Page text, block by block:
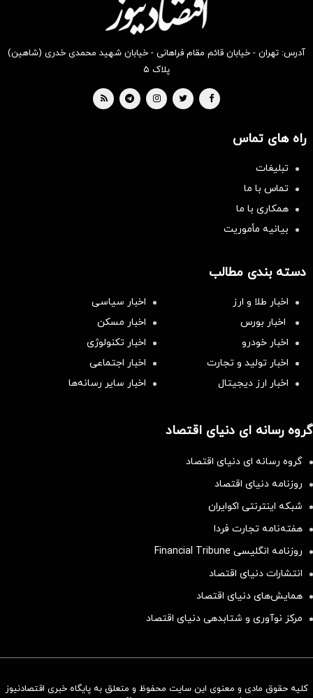
آدرس: تهران - خیابان قائم مقام فراهانی - خیابان شهید محمدی خدری (شاهین)
پلاک ۵
راه های تماس
تبلیغات
تماس با ما
همکاری با ما
بیانیه مأموریت
دسته بندی مطالب
اخبار طلا و ارز
اخبار سیاسی
اخبار بورس
اخبار مسکن
اخبار خودرو
اخبار تکنولوژی
اخبار تولید و تجارت
اخبار اجتماعی
اخبار ارز دیجیتال
اخبار سایر رسانه‌‌ها
گروه رسانه ای دنیای اقتصاد
گروه رسانه ای دنیای اقتصاد
روزنامه دنیای اقتصاد
شبکه اینترنتی اکوایران
هفته‌نامه تجارت فردا
روزنامه انگلیسی Financial Tribune
انتشارات دنیای اقتصاد
همایش‌های دنیای اقتصاد
مرکز نوآوری و شتابدهی دنیای اقتصاد
کلیه حقوق مادی و معنوی این سایت محفوظ و متعلق به پایگاه خبری اقتصادنیوز